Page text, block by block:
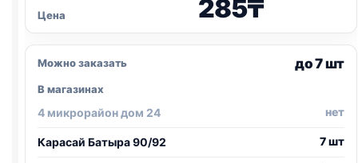
Цена 285₸
Можно заказать до 7 шт
В магазинах
4 микрорайон дом 24 нет
Карасай Батыра 90/92 7 шт